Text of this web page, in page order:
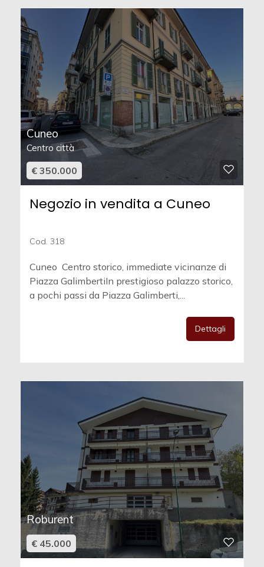
Cuneo
Centro città
€ 350.000
Negozio in vendita a Cuneo
Cod. 318
Cuneo  Centro storico, immediate vicinanze di
Piazza GalimbertiIn prestigioso palazzo storico,
a pochi passi da Piazza Galimberti,...
Dettagli
Roburent
€ 45.000